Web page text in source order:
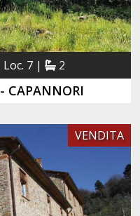
7 | 2
CAPANNORI
VENDITA